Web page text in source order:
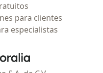
para clientes
especialistas
- Página de inicio